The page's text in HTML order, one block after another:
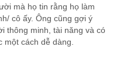
mà họ tin rằng họ làm
cô ấy. Ông cũng gợi ý
thông minh, tài năng và có
cách dễ dàng.